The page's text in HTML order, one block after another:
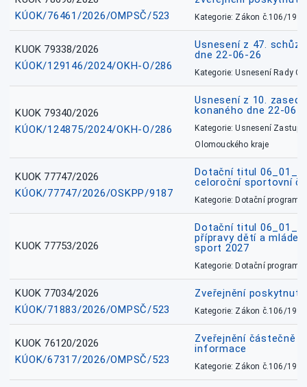
KÚOK/76461/2026/OMPSČ/523
Kategorie: Zákon č.106/1999
KUOK 79338/2026
KÚOK/129146/2024/OKH-O/286
Usnesení z 47.
dne 22-06-26
Kategorie: Usnesení Rady
KUOK 79340/2026
KÚOK/124875/2024/OKH-O/286
Usnesení z 10.
konaného dne 22-06-
Kategorie: Usnesení
Olomouckého kraje
KUOK 77747/2026
KÚOK/77747/2026/OSKPP/9187
Dotační titul
celoroční sportovní
Kategorie: Dotační
KUOK 77753/2026
Dotační titul
přípravy dětí a
sport 2027
Kategorie: Dotační
KUOK 77034/2026
KÚOK/71883/2026/OMPSČ/523
Zveřejnění
Kategorie: Zákon č.106/1999
KUOK 76120/2026
KÚOK/67317/2026/OMPSČ/523
Zveřejnění částečně
informace
Kategorie: Zákon č.106/1999